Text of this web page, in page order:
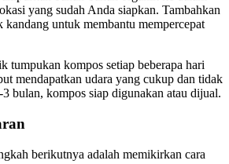
yang sudah Anda siapkan. Tambahkan
kandang untuk membantu mempercepat
tumpukan kompos setiap beberapa hari
mendapatkan udara yang cukup dan tidak
bulan, kompos siap digunakan atau dijual.
berikutnya adalah memikirkan cara